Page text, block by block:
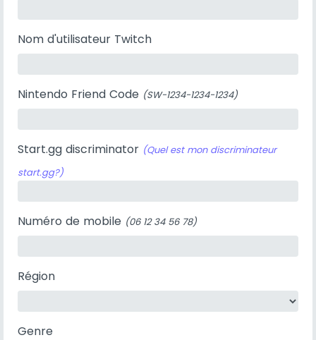
Nom d'utilisateur Twitch
Nintendo Friend Code (SW-1234-1234-1234)
Start.gg discriminator (Quel est mon discriminateur
start.gg?)
Numéro de mobile (06 12 34 56 78)
Région
Genre